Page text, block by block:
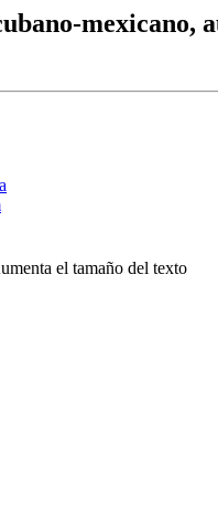
mexicano,